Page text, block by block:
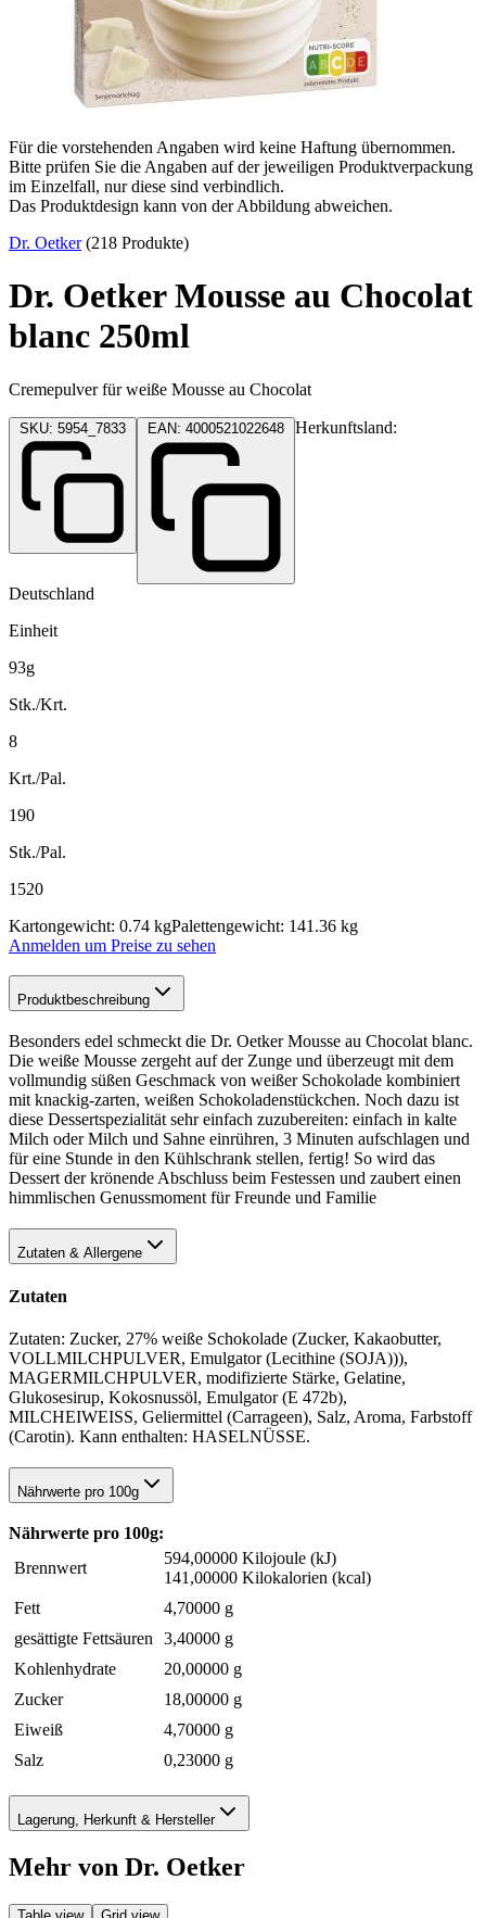
Für die vorstehenden Angaben wird keine Haftung übernommen.
Bitte prüfen Sie die Angaben auf der jeweiligen Produktverpackung
im Einzelfall, nur diese sind verbindlich.
Das Produktdesign kann von der Abbildung abweichen.
Dr. Oetker(218 Produkte)
Dr. Oetker Mousse au Chocolat
blanc 250ml
Cremepulver für weiße Mousse au Chocolat
Herkunftsland:
Deutschland
Einheit
93g
Stk./Krt.
8
Krt./Pal.
190
Stk./Pal.
1520
Kartongewicht: 0.74 kgPalettengewicht: 141.36 kg
Anmelden um Preise zu sehen
Produktbeschreibung
Besonders edel schmeckt die Dr. Oetker Mousse au Chocolat blanc.
Die weiße Mousse zergeht auf der Zunge und überzeugt mit dem
vollmundig süßen Geschmack von weißer Schokolade kombiniert
mit knackig-zarten, weißen Schokoladenstückchen. Noch dazu ist
diese Dessertspezialität sehr einfach zuzubereiten: einfach in kalte
Milch oder Milch und Sahne einrühren, 3 Minuten aufschlagen und
für eine Stunde in den Kühlschrank stellen, fertig! So wird das
Dessert der krönende Abschluss beim Festessen und zaubert einen
himmlischen Genussmoment für Freunde und Familie
Zutaten & Allergene
Zutaten
Zutaten: Zucker, 27% weiße Schokolade (Zucker, Kakaobutter,
VOLLMILCHPULVER, Emulgator (Lecithine (SOJA))),
MAGERMILCHPULVER, modifizierte Stärke, Gelatine,
Glukosesirup, Kokosnussöl, Emulgator (E 472b),
MILCHEIWEISS, Geliermittel (Carrageen), Salz, Aroma, Farbstoff
(Carotin). Kann enthalten: HASELNÜSSE.
Nährwerte pro 100g
Nährwerte pro 100g:
Brennwert
594,00000 Kilojoule (kJ)
141,00000 Kilokalorien (kcal)
Fett
4,70000 g
gesättigte Fettsäuren
3,40000 g
Kohlenhydrate
20,00000 g
Zucker
18,00000 g
Eiweiß
4,70000 g
Salz
0,23000 g
Lagerung, Herkunft & Hersteller
Mehr von Dr. Oetker